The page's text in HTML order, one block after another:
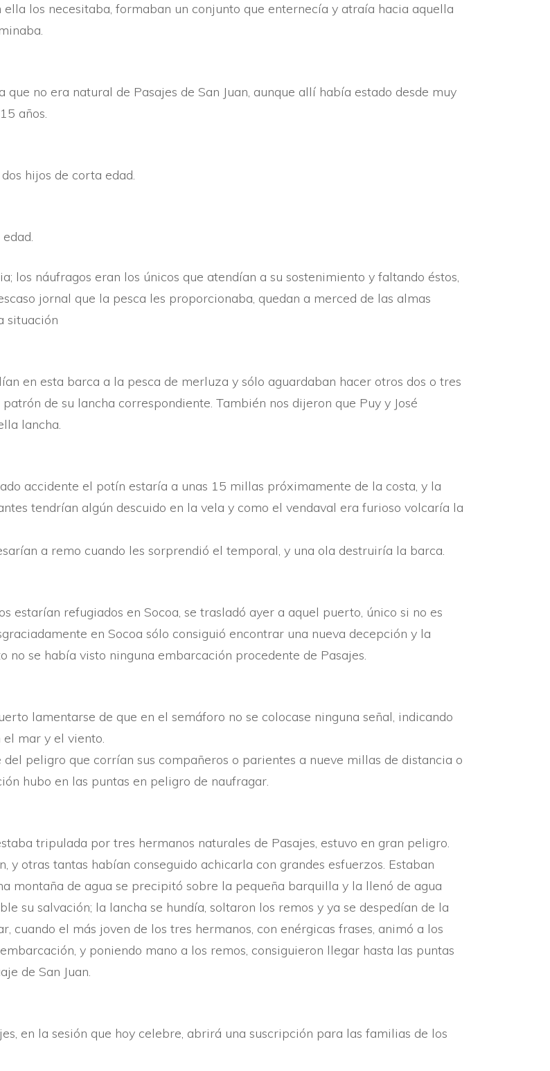
los necesitaba, formaban un conjunto que enternecí­a y atraí­a hacia aquella
no era natural de Pasajes de San Juan, aunque allí­ habí­a estado desde muy
años.
hijos de corta edad.
los náufragos eran los únicos que atendí­an a su sostenimiento y faltando éstos,
jornal que la pesca les proporcionaba, quedan a merced de las almas
situación
en esta barca a la pesca de merluza y sólo aguardaban hacer otros dos o tres
de su lancha correspondiente. También nos dijeron que Puy y José
lancha.
accidente el potí­n estarí­a a unas 15 millas próximamente de la costa, y la
tendrí­an algún descuido en la vela y como el vendaval era furioso volcarí­a la
a remo cuando les sorprendió el temporal, y una ola destruirí­a la barca.
estarí­an refugiados en Socoa, se trasladó ayer a aquel puerto, único si no es
en Socoa sólo consiguió encontrar una nueva decepción y la
no se habí­a visto ninguna embarcación procedente de Pasajes.
lamentarse de que en el semáforo no se colocase ninguna señal, indicando
el mar y el viento.
peligro que corrí­an sus compañeros o parientes a nueve millas de distancia o
hubo en las puntas en peligro de naufragar.
tripulada por tres hermanos naturales de Pasajes, estuvo en gran peligro.
y otras tantas habí­an conseguido achicarla con grandes esfuerzos. Estaban
montaña de agua se precipitó sobre la pequeña barquilla y la llenó de agua
su salvación; la lancha se hundí­a, soltaron los remos y ya se despedí­an de la
cuando el más joven de los tres hermanos, con enérgicas frases, animó a los
y poniendo mano a los remos, consiguieron llegar hasta las puntas
de San Juan.
en la sesión que hoy celebre, abrirá una suscripción para las familias de los